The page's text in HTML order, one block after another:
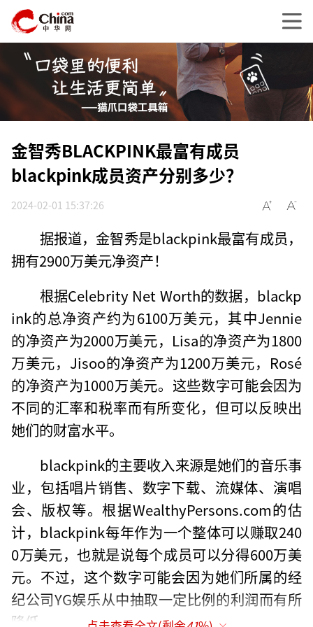
金智秀BLACKPINK最富有成员
blackpink成员资产分别多少？
2024-02-01 15:37:26
据报道，金智秀是blackpink最富有成员，
拥有2900万美元净资产！
根据Celebrity Net Worth的数据，blackp
ink的总净资产约为6100万美元，其中Jennie
的净资产为2000万美元，Lisa的净资产为1800
万美元，Jisoo的净资产为1200万美元，Rosé
的净资产为1000万美元。这些数字可能会因为
不同的汇率和税率而有所变化，但可以反映出
她们的财富水平。
blackpink的主要收入来源是她们的音乐事
业，包括唱片销售、数字下载、流媒体、演唱
会、版权等。根据WealthyPersons.com的估
计，blackpink每年作为一个整体可以赚取240
0万美元，也就是说每个成员可以分得600万美
元。不过，这个数字可能会因为她们所属的经
纪公司YG娱乐从中抽取一定比例的利润而有所
降低。